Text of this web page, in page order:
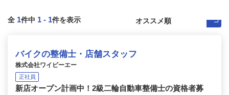
全 1件中 1 - 1件を表示
バイクの整備士・店舗スタッフ
株式会社ワイビーエー
正社員
新店オープン計画中！2級二輪自動車整備士の資格者募